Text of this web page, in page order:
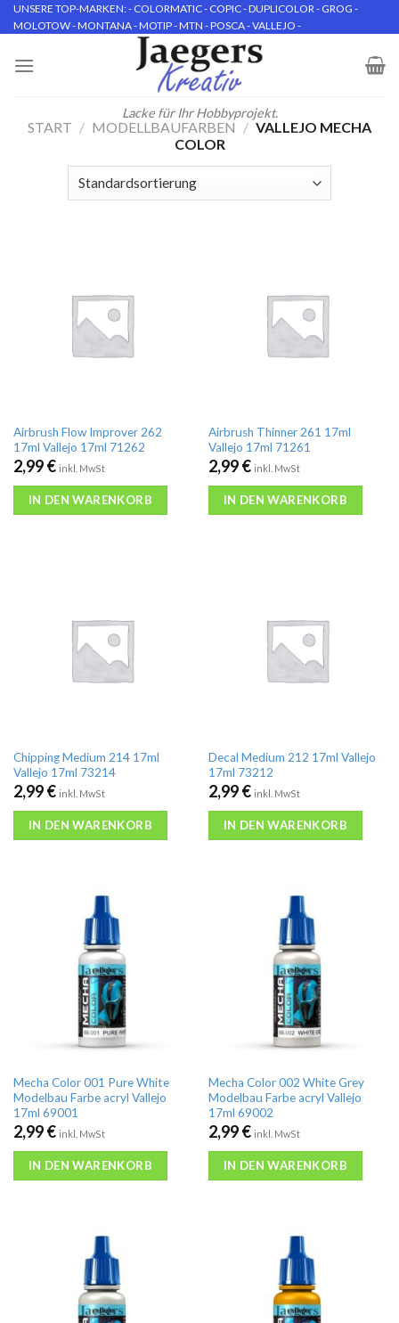
Skip
to
UNSERE TOP-MARKEN: - COLORMATIC - COPIC - DUPLICOLOR - GROG -
MOLOTOW - MONTANA - MOTIP - MTN - POSCA - VALLEJO -
Lacke für Ihr Hobbyprojekt.
START / MODELLBAUFARBEN / VALLEJO MECHA
COLOR
Airbrush Flow Improver 262
17ml Vallejo 17ml 71262
2,99€ inkl. MwSt
IN DEN WARENKORB
Airbrush Thinner 261 17ml
Vallejo 17ml 71261
2,99€ inkl. MwSt
IN DEN WARENKORB
Chipping Medium 214 17ml
Vallejo 17ml 73214
2,99€ inkl. MwSt
IN DEN WARENKORB
Decal Medium 212 17ml Vallejo
17ml 73212
2,99€ inkl. MwSt
IN DEN WARENKORB
Mecha Color 001 Pure White
Modelbau Farbe acryl Vallejo
17ml 69001
2,99€ inkl. MwSt
IN DEN WARENKORB
Mecha Color 002 White Grey
Modelbau Farbe acryl Vallejo
17ml 69002
2,99€ inkl. MwSt
IN DEN WARENKORB